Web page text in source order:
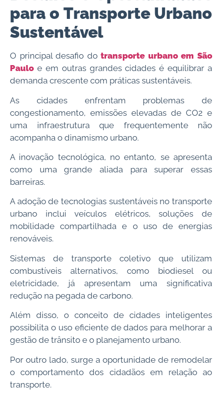
para o Transporte Urbano
Sustentável
O principal desafio dotransporte urbano em São
Paulo e em outras grandes cidades é equilibrar a
demanda crescente com práticas sustentáveis.
As cidades enfrentam problemas de
congestionamento, emissões elevadas de CO2 e
uma infraestrutura que frequentemente não
acompanha o dinamismo urbano.
A inovação tecnológica, no entanto, se apresenta
como uma grande aliada para superar essas
barreiras.
A adoção de tecnologias sustentáveis no transporte
urbano inclui veículos elétricos, soluções de
mobilidade compartilhada e o uso de energias
renováveis.
Sistemas de transporte coletivo que utilizam
combustíveis alternativos, como biodiesel ou
eletricidade, já apresentam uma significativa
redução na pegada de carbono.
Além disso, o conceito de cidades inteligentes
possibilita o uso eficiente de dados para melhorar a
gestão de trânsito e o planejamento urbano.
Por outro lado, surge a oportunidade de remodelar
o comportamento dos cidadãos em relação ao
transporte.